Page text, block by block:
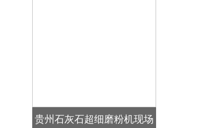
贵州石灰石超细磨粉机现场